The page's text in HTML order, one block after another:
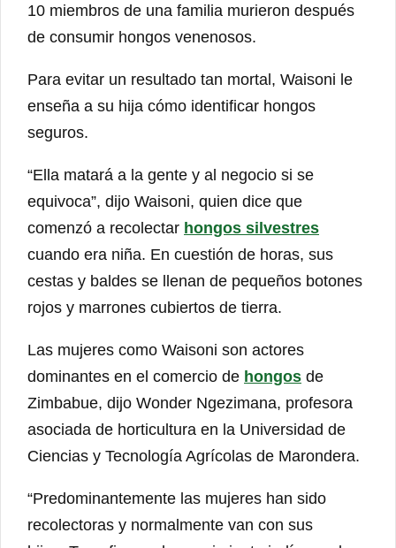
10 miembros de una familia murieron después
de consumir hongos venenosos.
Para evitar un resultado tan mortal, Waisoni le
enseña a su hija cómo identificar hongos
seguros.
“Ella matará a la gente y al negocio si se
equivoca”, dijo Waisoni, quien dice que
comenzó a recolectar hongos silvestres
cuando era niña. En cuestión de horas, sus
cestas y baldes se llenan de pequeños botones
rojos y marrones cubiertos de tierra.
Las mujeres como Waisoni son actores
dominantes en el comercio de hongos de
Zimbabue, dijo Wonder Ngezimana, profesora
asociada de horticultura en la Universidad de
Ciencias y Tecnología Agrícolas de Marondera.
“Predominantemente las mujeres han sido
recolectoras y normalmente van con sus